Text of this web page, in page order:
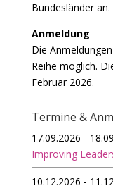
Bundesländer an.
Anmeldung
Die
Reihe möglich.
Februar 2026.
Termine &
17.09.2026 -
Improving
10.12.2026 -